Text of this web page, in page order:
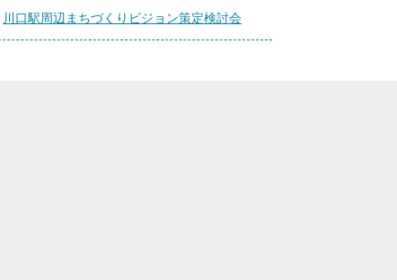
川口駅周辺まちづくりビジョン策定検討会